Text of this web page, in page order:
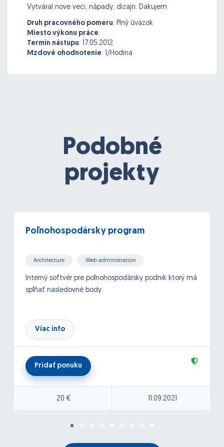
Vytváral nove veci, nápady, dizajn. Dakujem
Druh pracovného pomeru: Plný úväzok
Miesto výkonu práce:
Termín nástupu: 17.05.2012
Mzdové ohodnotenie: 1/Hodina
Podobné
projekty
Poľnohospodársky program
Architecture Web administration
CMS, CRM systems Websites Databases
Interný softvér pre poľnohospodársky podnik ktorý má
spľňať nasledovné body
Skladové hospodárstvo
Tvorba objednávok a evidencia
Tvorba výkazov práce a prehľad
Štatistika
Databázy
Evidencia(strojov,skladov,hnojív,osív, atď)
Prehľad prác (na každé pole vytvorené záznamy)
napr. (Vytvorím objednávku,pri dodaní tovaru
Viac info
Pridať ponuku
20 € 11.09.2021